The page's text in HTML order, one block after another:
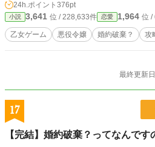
24h.ポイント 376pt
小説 3,641 位 / 228,633件 恋愛 1,964 位 /
乙女ゲーム 悪役令嬢 婚約破棄？ 攻
最終更新
17
【完結】婚約破棄？ってなんです